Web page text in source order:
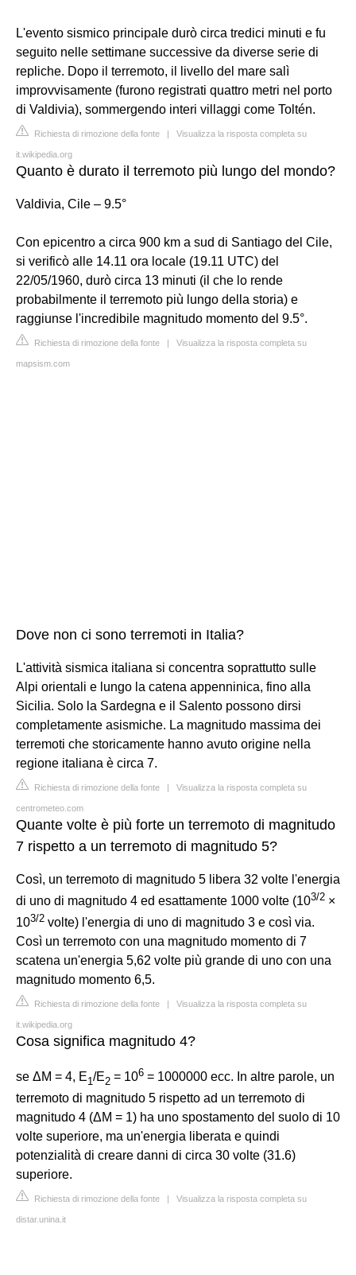
L'evento sismico principale durò circa tredici minuti e fu
seguito nelle settimane successive da diverse serie di
repliche. Dopo il terremoto, il livello del mare salì
improvvisamente (furono registrati quattro metri nel porto
di Valdivia), sommergendo interi villaggi come Toltén.
Richiesta di rimozione della fonte | Visualizza la risposta completa su
it.wikipedia.org
Quanto è durato il terremoto più lungo del mondo?
Valdivia, Cile – 9.5°
Con epicentro a circa 900 km a sud di Santiago del Cile,
si verificò alle 14.11 ora locale (19.11 UTC) del
22/05/1960, durò circa 13 minuti (il che lo rende
probabilmente il terremoto più lungo della storia) e
raggiunse l'incredibile magnitudo momento del 9.5°.
Richiesta di rimozione della fonte | Visualizza la risposta completa su
mapsism.com
Dove non ci sono terremoti in Italia?
L'attività sismica italiana si concentra soprattutto sulle
Alpi orientali e lungo la catena appenninica, fino alla
Sicilia. Solo la Sardegna e il Salento possono dirsi
completamente asismiche. La magnitudo massima dei
terremoti che storicamente hanno avuto origine nella
regione italiana è circa 7.
Richiesta di rimozione della fonte | Visualizza la risposta completa su
centrometeo.com
Quante volte è più forte un terremoto di magnitudo
7 rispetto a un terremoto di magnitudo 5?
Così, un terremoto di magnitudo 5 libera 32 volte l'energia
di uno di magnitudo 4 ed esattamente 1000 volte (103/2 ×
103/2 volte) l'energia di uno di magnitudo 3 e così via.
Così un terremoto con una magnitudo momento di 7
scatena un'energia 5,62 volte più grande di uno con una
magnitudo momento 6,5.
Richiesta di rimozione della fonte | Visualizza la risposta completa su
it.wikipedia.org
Cosa significa magnitudo 4?
se ΔM = 4, E1/E2 = 106 = 1000000 ecc. In altre parole, un
terremoto di magnitudo 5 rispetto ad un terremoto di
magnitudo 4 (ΔM = 1) ha uno spostamento del suolo di 10
volte superiore, ma un'energia liberata e quindi
potenzialità di creare danni di circa 30 volte (31.6)
superiore.
Richiesta di rimozione della fonte | Visualizza la risposta completa su
distar.unina.it